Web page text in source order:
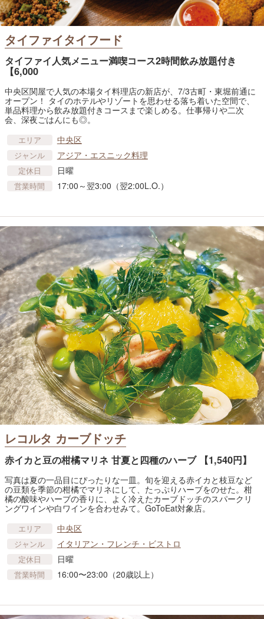
タイファイタイフード
タイファイ人気メニュー満喫コース2時間飲み放題付き
【6,000
中央区関屋で人気の本場タイ料理店の新店が、7/3古町・東堀前通に
オープン！ タイのホテルやリゾートを思わせる落ち着いた空間で、
単品料理から飲み放題付きコースまで楽しめる。仕事帰りや二次
会、深夜ごはんにも◎。
エリア 中央区
ジャンル アジア・エスニック料理
定休日 日曜
営業時間 17:00～翌3:00（翌2:00L.O.）
レコルタ カーブドッチ
赤イカと豆の柑橘マリネ 甘夏と四種のハーブ 【1,540円】
写真は夏の一品目にぴったりな一皿。旬を迎える赤イカと枝豆など
の豆類を季節の柑橘でマリネにして、たっぷりハーブをのせた。柑
橘の酸味やハーブの香りに、よく冷えたカーブドッチのスパークリ
ングワインや白ワインを合わせみて。GoToEat対象店。
エリア 中央区
ジャンル イタリアン・フレンチ・ビストロ
定休日 日曜
営業時間 16:00〜23:00（20歳以上）